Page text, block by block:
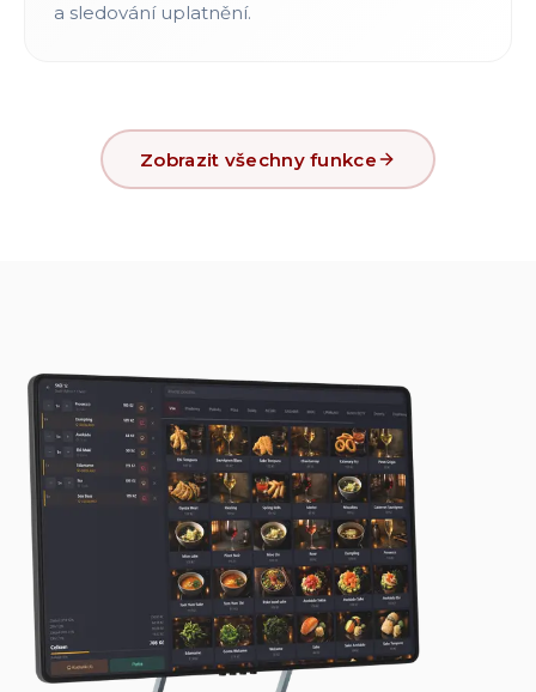
a sledování uplatnění.
Zobrazit všechny funkce